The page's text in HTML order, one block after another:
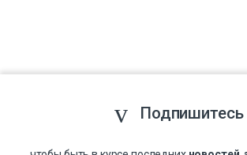
Подпишитесь